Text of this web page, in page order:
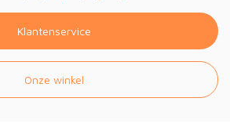
Klantenservice
Onze winkel